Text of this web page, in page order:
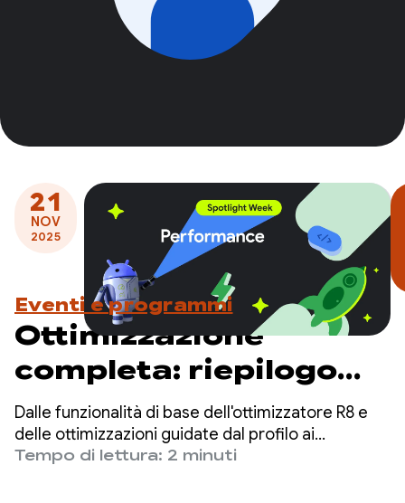
21
NOV
2025
Eventi e programmi
Ottimizzazione
completa: riepilogo
della settimana
dedicata al
rendimento
Dalle funzionalità di base dell'ottimizzatore R8 e
delle ottimizzazioni guidate dal profilo ai
miglioramenti del rendimento con Jetpack
Tempo di lettura: 2 minuti